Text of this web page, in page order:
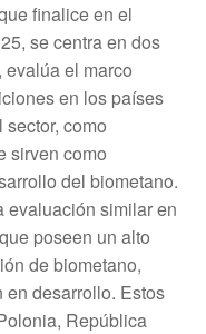
finalice en el
se centra en dos
el marco
en los países
como
sirven como
del biometano.
evaluación similar en
poseen un alto
de biometano,
en desarrollo. Estos
República